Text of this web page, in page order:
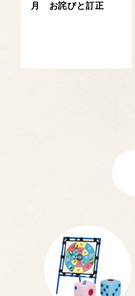
月 お詫びと訂正